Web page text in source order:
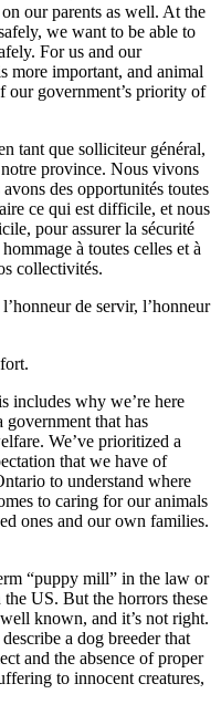
our parents as well. At the
we want to be able to
For us and our
more important, and animal
our government’s priority of
tant que solliciteur général,
province. Nous vivons
des opportunités toutes
ce qui est difficile, et nous
pour assurer la sécurité
à toutes celles et à
collectivités.
de servir, l’honneur
includes why we’re here
government that has
We’ve prioritized a
that we have of
to understand where
to caring for our animals
ones and our own families.
“puppy mill” in the law or
US. But the horrors these
known, and it’s not right.
a dog breeder that
and the absence of proper
to innocent creatures,